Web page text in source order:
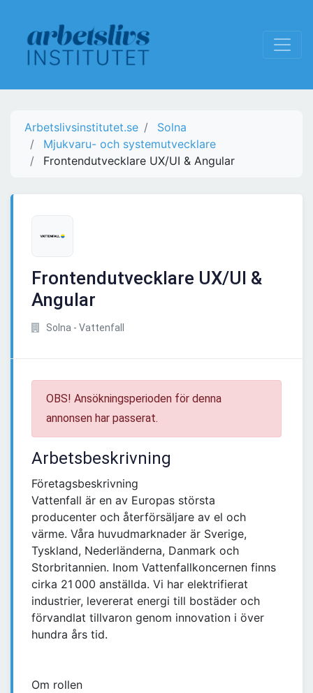
Arbetslivsinstitutet.se
Solna
Mjukvaru- och systemutvecklare
Frontendutvecklare UX/UI & Angular
Frontendutvecklare UX/UI &
Angular
Solna - Vattenfall
OBS! Ansökningsperioden för denna
annonsen har passerat.
Arbetsbeskrivning
Företagsbeskrivning
Vattenfall är en av Europas största
producenter och återförsäljare av el och
värme. Våra huvudmarknader är Sverige,
Tyskland, Nederländerna, Danmark och
Storbritannien. Inom Vattenfallkoncernen finns
cirka 21 000 anställda. Vi har elektrifierat
industrier, levererat energi till bostäder och
förvandlat tillvaron genom innovation i över
hundra års tid.
Om rollen